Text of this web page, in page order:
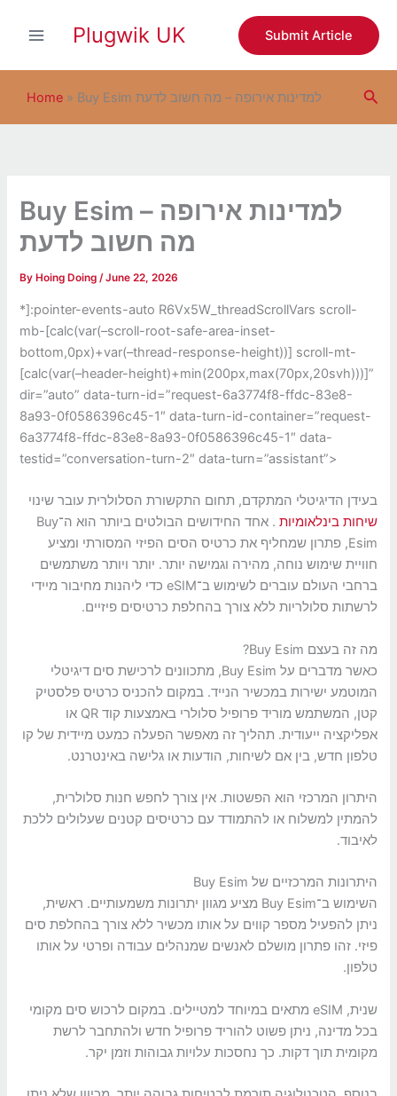
Plugwik UK Submit Article
Home » Buy Esim למדינות אירופה – מה חשוב לדעת
Buy Esim למדינות אירופה –
מה חשוב לדעת
By Hoing Doing/June 22, 2026
*]:pointer-events-auto R6Vx5W_threadScrollVars scroll-
mb-[calc(var(–scroll-root-safe-area-inset-
bottom,0px)+var(–thread-response-height))] scroll-mt-
[calc(var(–header-height)+min(200px,max(70px,20svh)))]”
dir=”auto” data-turn-id=”request-6a3774f8-ffdc-83e8-
8a93-0f0586396c45-1″ data-turn-id-container=”request-
6a3774f8-ffdc-83e8-8a93-0f0586396c45-1″ data-
testid=”conversation-turn-2″ data-turn=”assistant”>
בעידן הדיגיטלי המתקדם, תחום התקשורת הסלולרית עובר שינוי
שיחות בינלאומיות
. אחד החידושים הבולטים ביותר הוא ה־Buy
Esim, פתרון שמחליף את כרטיס הסים הפיזי המסורתי ומציע
חוויית שימוש נוחה, מהירה וגמישה יותר. יותר ויותר משתמשים
ברחבי העולם עוברים לשימוש ב־eSIM כדי ליהנות מחיבור מיידי
לרשתות סלולריות ללא צורך בהחלפת כרטיסים פיזיים.
מה זה בעצם Buy Esim?
כאשר מדברים על Buy Esim, מתכוונים לרכישת סים דיגיטלי
המוטמע ישירות במכשיר הנייד. במקום להכניס כרטיס פלסטיק
קטן, המשתמש מוריד פרופיל סלולרי באמצעות קוד QR או
אפליקציה ייעודית. תהליך זה מאפשר הפעלה כמעט מיידית של קו
טלפון חדש, בין אם לשיחות, הודעות או גלישה באינטרנט.
היתרון המרכזי הוא הפשטות. אין צורך לחפש חנות סלולרית,
להמתין למשלוח או להתמודד עם כרטיסים קטנים שעלולים ללכת
לאיבוד.
היתרונות המרכזיים של Buy Esim
השימוש ב־Buy Esim מציע מגוון יתרונות משמעותיים. ראשית,
ניתן להפעיל מספר קווים על אותו מכשיר ללא צורך בהחלפת סים
פיזי. זהו פתרון מושלם לאנשים שמנהלים עבודה ופרטי על אותו
טלפון.
שנית, eSIM מתאים במיוחד למטיילים. במקום לרכוש סים מקומי
בכל מדינה, ניתן פשוט להוריד פרופיל חדש ולהתחבר לרשת
מקומית תוך דקות. כך נחסכות עלויות גבוהות וזמן יקר.